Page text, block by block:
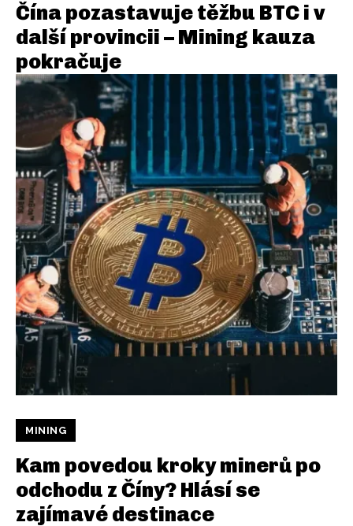
Čína pozastavuje těžbu BTC i v
další provincii – Mining kauza
pokračuje
MINING
Kam povedou kroky minerů po
odchodu z Číny? Hlásí se
zajímavé destinace